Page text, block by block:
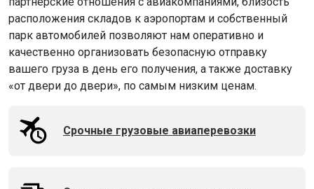
расположения складов к аэропортам и собственный
парк автомобилей позволяют нам оперативно и
качественно организовать безопасную отправку
вашего груза в день его получения, а также доставку
«от двери до двери», по самым низким ценам.
Срочные грузовые авиаперевозки